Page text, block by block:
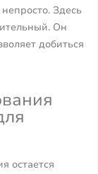
Здесь
Он
добиться
остается